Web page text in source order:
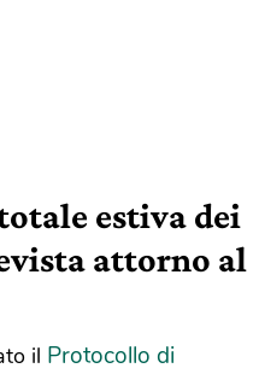
estiva dei
attorno al
il Protocollo di